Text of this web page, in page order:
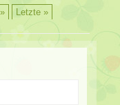
» Letzte »